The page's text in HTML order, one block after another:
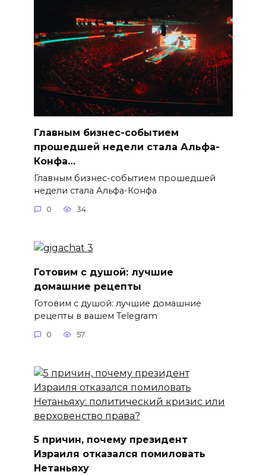
Главным бизнес-событием
прошедшей недели стала Альфа-
Конфа…
Главным бизнес-событием прошедшей
недели стала Альфа-Конфа
0 34
Готовим с душой: лучшие
домашние рецепты
Готовим с душой: лучшие домашние
рецепты в вашем Telegram
0 57
5 причин, почему президент
Израиля отказался помиловать
Нетаньяху